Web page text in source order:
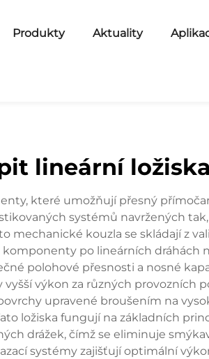
Produkty Aktuality
lineární ložiska
které umožňují přesný
systémů navržených
mechanické kouzla se skládají z
po lineárních dráhách
polohové přesnosti a nosné
výkon za různých provozních
upravené broušením na
ložiska fungují na základních
drážek, čímž se eliminuje
systémy zajišťují optimální